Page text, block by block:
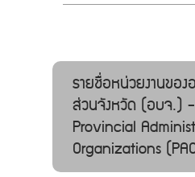
รายชื่อหน่วยงานของ
ส่วนจังหวัด (อบจ.)
Provincial
Organizations